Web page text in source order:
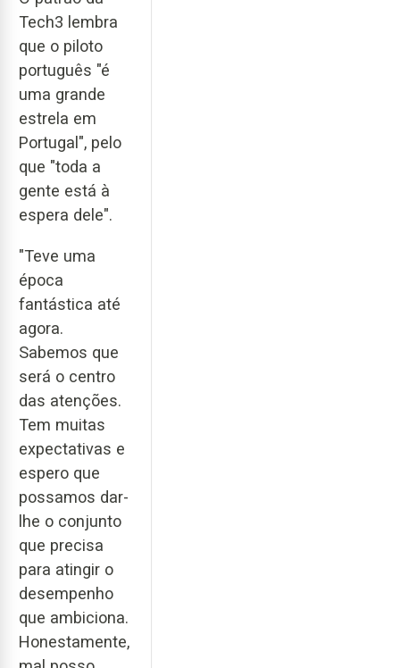
Tech3 lembra
que o piloto
português "é
uma grande
estrela em
Portugal", pelo
que "toda a
gente está à
espera dele".
"Teve uma
época
fantástica até
agora.
Sabemos que
será o centro
das atenções.
Tem muitas
expectativas e
espero que
possamos dar-
lhe o conjunto
que precisa
para atingir o
desempenho
que ambiciona.
Honestamente,